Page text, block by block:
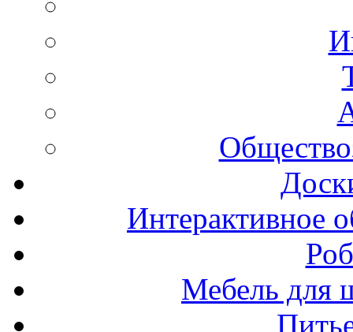
Интерактивное
Мебель для